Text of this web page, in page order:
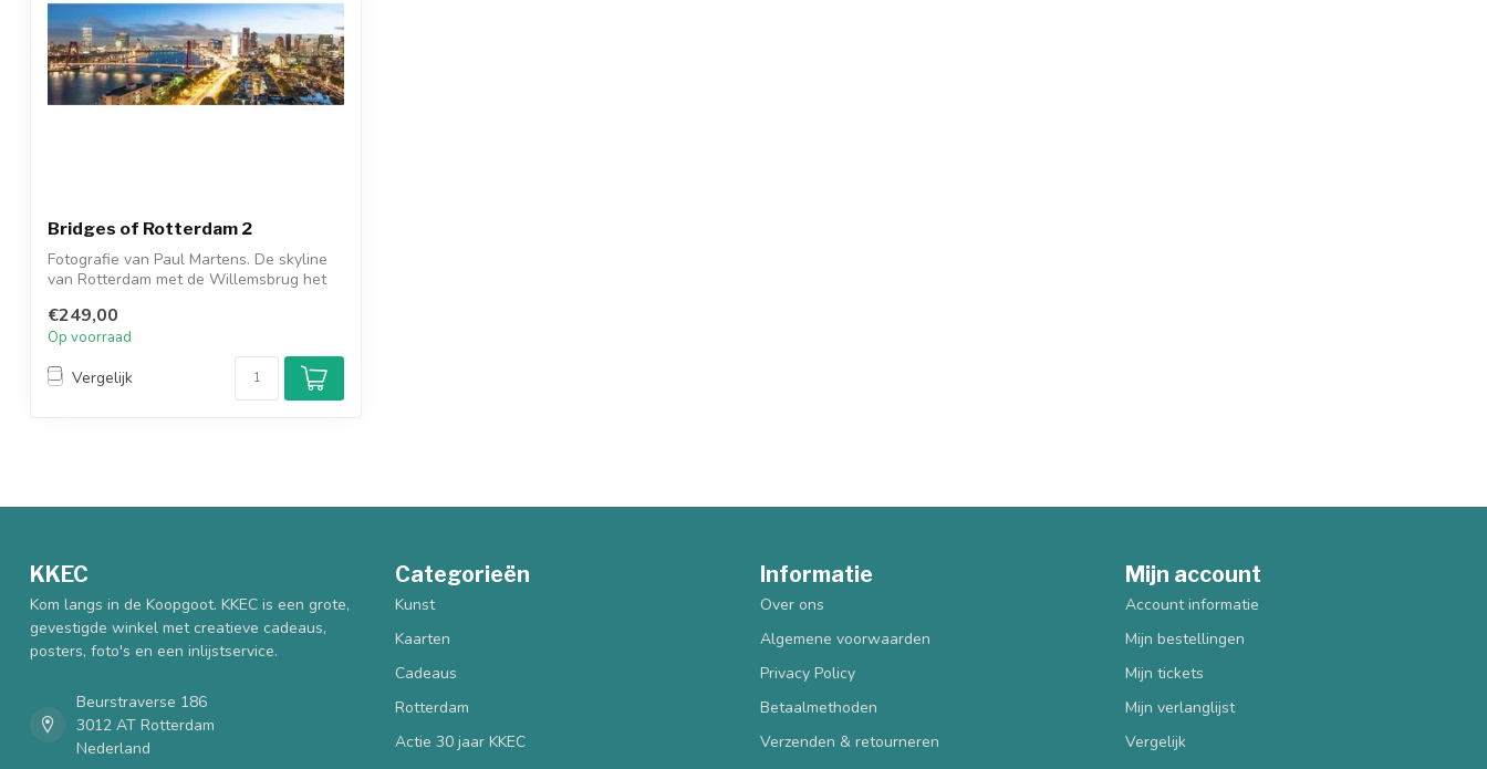
Bridges of Rotterdam 2
Fotografie van Paul Martens. De skyline
van Rotterdam met de Willemsbrug het
€249,00
Op voorraad
Vergelijk
KKEC
Kom langs in de Koopgoot. KKEC is een grote,
gevestigde winkel met creatieve cadeaus,
posters, foto's en een inlijstservice.
Beurstraverse 186
3012 AT Rotterdam
Nederland
Categorieën
Kunst
Kaarten
Cadeaus
Rotterdam
Actie 30 jaar KKEC
Informatie
Over ons
Algemene voorwaarden
Privacy Policy
Betaalmethoden
Verzenden & retourneren
Mijn account
Account informatie
Mijn bestellingen
Mijn tickets
Mijn verlanglijst
Vergelijk